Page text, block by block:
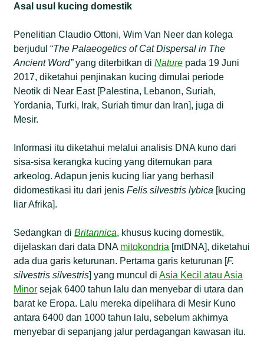
Asal usul kucing domestik
Penelitian Claudio Ottoni, Wim Van Neer dan kolega
berjudul “The Palaeogetics of Cat Dispersal in The
Ancient Word”yang diterbitkan diNature pada 19 Juni
2017, diketahui penjinakan kucing dimulai periode
Neotik di Near East [Palestina, Lebanon, Suriah,
Yordania, Turki, Irak, Suriah timur dan Iran], juga di
Mesir.
Informasi itu diketahui melalui analisis DNA kuno dari
sisa-sisa kerangka kucing yang ditemukan para
arkeolog. Adapun jenis kucing liar yang berhasil
didomestikasi itu dari jenisFelis silvestris lybica [kucing
liar Afrika].
Sedangkan diBritannica, khusus kucing domestik,
dijelaskan dari data DNA mitokondria [mtDNA], diketahui
ada dua garis keturunan. Pertama garis keturunan [F.
silvestris silvestris] yang muncul diAsia Kecil atau Asia
Minor sejak 6400 tahun lalu dan menyebar di utara dan
barat ke Eropa. Lalu mereka dipelihara di Mesir Kuno
antara 6400 dan 1000 tahun lalu, sebelum akhirnya
menyebar di sepanjang jalur perdagangan kawasan itu.